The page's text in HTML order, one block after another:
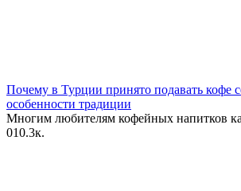
Почему в Турции принято подавать кофе
особенности традиции
Многим любителям кофейных напитков
010.3к.